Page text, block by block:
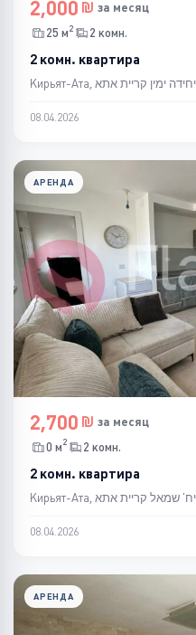
2,000
за месяц
25 м2 2 комн.
2 комн. квартира
08.04.2026
АРЕНДА
2,700
за месяц
0 м2 2 комн.
2 комн. квартира
08.04.2026
АРЕНДА